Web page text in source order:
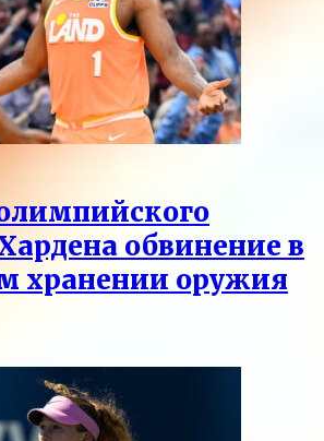
обвинение в
хранении оружия